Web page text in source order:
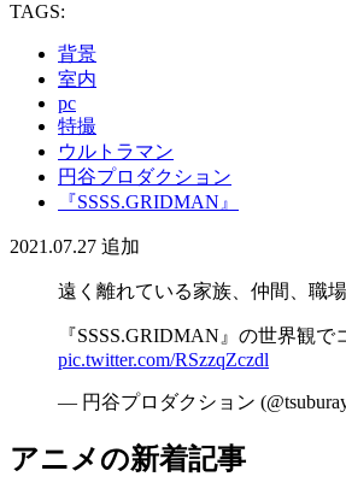
TAGS:
背景
室内
pc
特撮
ウルトラマン
円谷プロダクション
『SSSS.GRIDMAN』
2021.07.27 追加
遠く離れている家族、仲間、職
『SSSS.GRIDMAN』の世界観
pic.twitter.com/RSzzqZczdl
— 円谷プロダクション
アニメの新着記事